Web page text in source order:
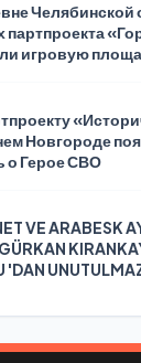
Челябинской
партпроекта
игровую
Новгороде
о Герое СВО
VE ARABESK
'DAN